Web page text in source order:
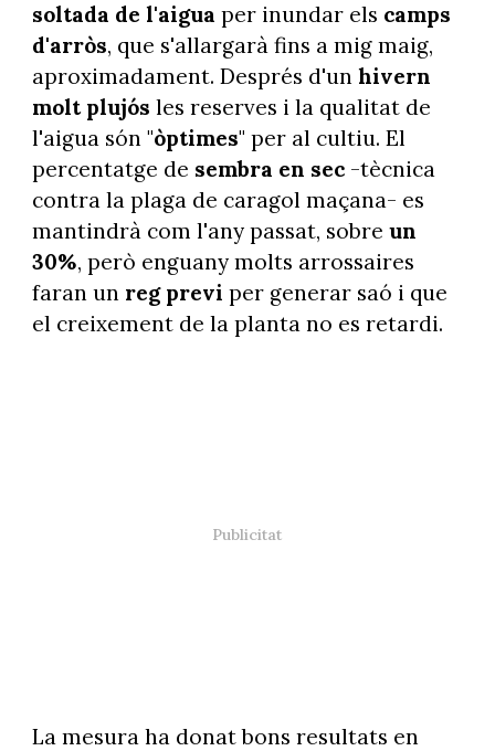
soltada de l'aigua per inundar els camps
d'arròs, que s'allargarà fins a mig maig,
aproximadament. Després d'un hivern
molt plujós les reserves i la qualitat de
l'aigua són "òptimes" per al cultiu. El
percentatge de sembra en sec-tècnica
contra la plaga de caragol maçana- es
mantindrà com l'any passat, sobre un
30%, però enguany molts arrossaires
faran unreg previ per generar saó i que
el creixement de la planta no es retardi.
La mesura ha donat bons resultats en